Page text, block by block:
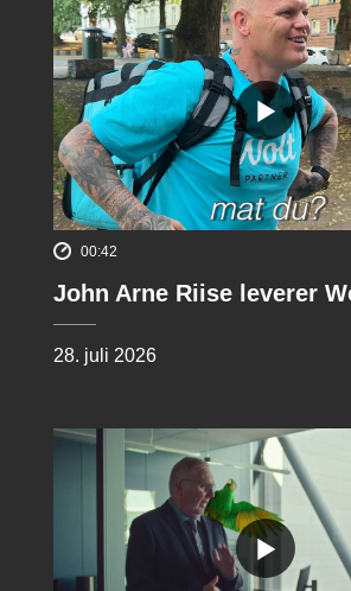
00:42
John Arne Riise leverer
28. juli 2026